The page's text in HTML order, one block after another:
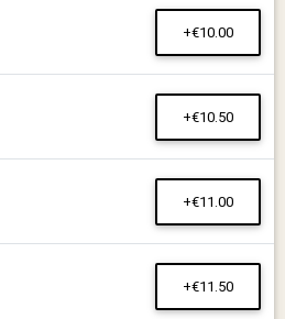
+€10.00
+€10.50
+€11.00
+€11.50